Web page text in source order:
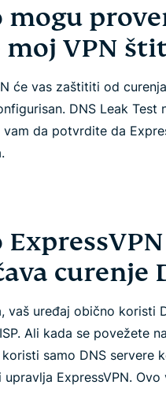
mogu
VPN
će vas zaštititi od
DNS Leak Test
da potvrdite da
ExpressVPN
curenje
vaš uređaj obično koristi
Ali kada se povežete
samo DNS servere
ExpressVPN. Ovo